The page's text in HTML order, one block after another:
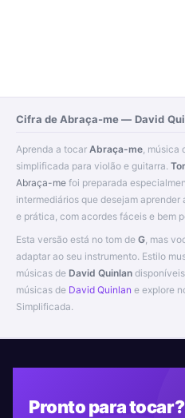
Cifra de Abraça-me — David
Aprenda a tocar Abraça-me , música
simplificada para violão e guitarra.
Abraça-me foi preparada
intermediários que desejam aprender a tocar esta música de forma rápida
e prática, com acordes fáceis e bem
Esta versão está no tom de G , mas
adaptar ao seu instrumento. Estilo
músicas de David Quinlan
músicas de David Quinlan e explore
Simplificada.
Pronto para tocar?